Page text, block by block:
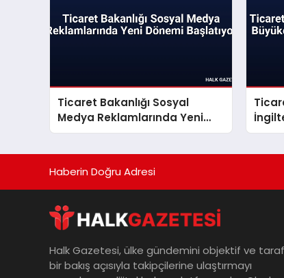
Ticaret Bakanlığı Sosyal
Medya Reklamlarında Yeni
Dönemi Başlatıyor
ile
Haberin Doğru Adresi
Halk Gazetesi, ülke gündemini objektif ve
bir bakış açısıyla takipçilerine ulaştırmayı